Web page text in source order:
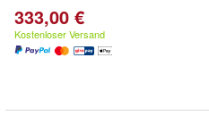
333,00 €
Kostenloser Versand